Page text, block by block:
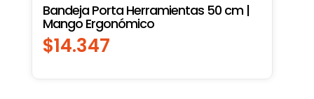
Bandeja Porta Herramientas 50 cm |
Mango Ergonómico
$14.347